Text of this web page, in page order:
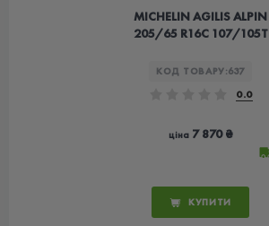
MICHELIN AGILIS ALPIN
205/65 R16C 107/105T
КОД ТОВАРУ:637
0.0
ціна7 870 ₴
КУПИТИ